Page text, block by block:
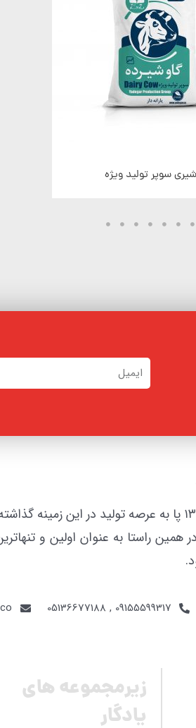
سنگین
گروه تولیدی یادگار از سال ۱۳۸۸ پا به عرصه
همین راستا به عنوان اولین و
09155599317 , 05136677188
زیرمجموعه های
یادگار